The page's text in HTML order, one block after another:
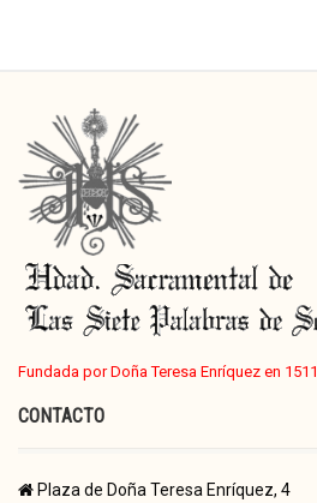
Fundada por Doña Teresa Enríquez en 1511
CONTACTO
Plaza de Doña Teresa Enríquez, 4